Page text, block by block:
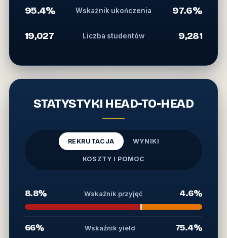
95.4% Wskaźnik ukończenia 97.6%
19,027 Liczba studentów 9,281
STATYSTYKI HEAD-TO-HEAD
REKRUTACJA WYNIKI
KOSZTY I POMOC
8.8% Wskaźnik przyjęć 4.6%
66% Wskaźnik yield 75.4%